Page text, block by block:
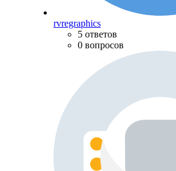
rvregraphics
5 ответов
0 вопросов